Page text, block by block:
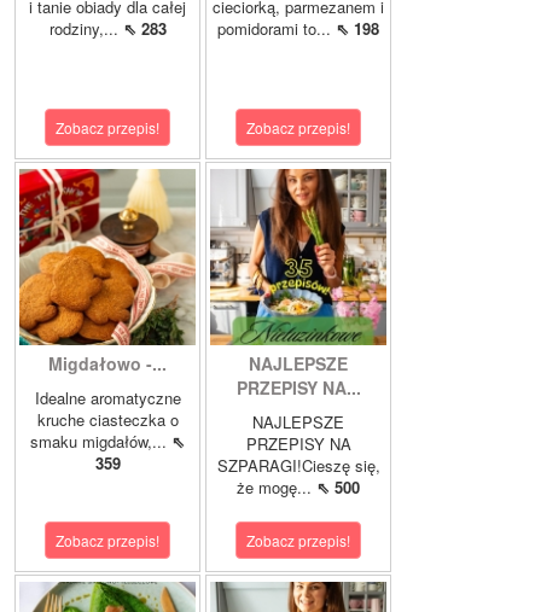
i tanie obiady dla całej
rodziny,... ⇖ 283
Zobacz przepis!
cieciorką, parmezanem i
pomidorami to... ⇖ 198
Zobacz przepis!
Migdałowo -...
Idealne aromatyczne
kruche ciasteczka o
smaku migdałów,... ⇖
359
Zobacz przepis!
NAJLEPSZE
PRZEPISY NA...
NAJLEPSZE
PRZEPISY NA
SZPARAGI!Cieszę się,
że mogę... ⇖ 500
Zobacz przepis!